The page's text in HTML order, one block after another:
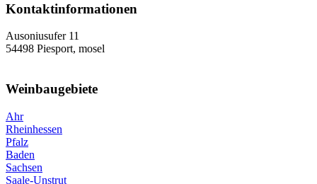
Kontaktinformationen
Ausoniusufer 11
54498 Piesport, mosel
Weinbaugebiete
Ahr
Rheinhessen
Pfalz
Baden
Sachsen
Saale-Unstrut